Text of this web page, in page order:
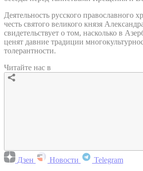
Деятельность русского православного
честь святого великого князя
свидетельствует о том, насколько в
ценят давние традиции
толерантности.
Читайте нас в
Дзен Новости Telegram